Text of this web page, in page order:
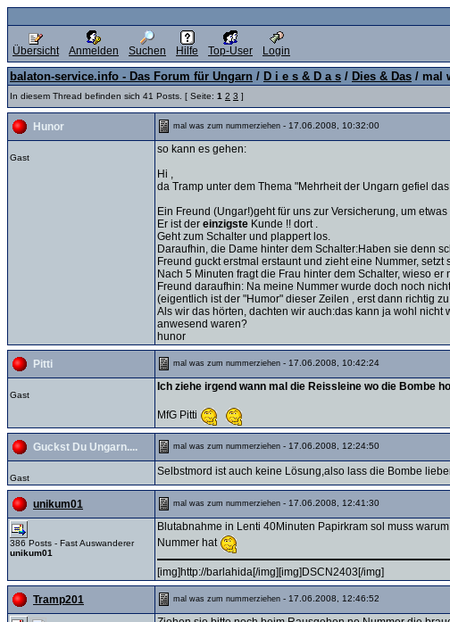
Übersicht Anmelden Suchen Hilfe Top-User Login
balaton-service.info - Das Forum für Ungarn / D i e s & D a s / Dies & Das / mal
In diesem Thread befinden sich 41 Posts. [ Seite: 1 2 3 ]
Hunor mal was zum nummerziehen - 17.06.2008, 10:32:00
Gast
so kann es gehen:
Hi ,
da Tramp unter dem Thema "Mehrheit der Ungarn gefiel
Ein Freund (Ungar!)geht für uns zur Versicherung, um
Er ist der einzigste Kunde !! dort .
Geht zum Schalter und plappert los.
Daraufhin, die Dame hinter dem Schalter:Haben sie denn
Freund guckt erstmal erstaunt und zieht eine Nummer,
Nach 5 Minuten fragt die Frau hinter dem Schalter, wieso
Freund daraufhin: Na meine Nummer wurde doch noch
(eigentlich ist der "Humor" dieser Zeilen , erst dann richtig
Als wir das hörten, dachten wir auch:das kann ja wohl
anwesend waren?
hunor
Pitti mal was zum nummerziehen - 17.06.2008, 10:42:24
Gast
Ich ziehe irgend wann mal die Reissleine wo die Bombe
MfG Pitti
Guckst Du Ungarn.... mal was zum nummerziehen - 17.06.2008, 12:24:50
Gast
Selbstmord ist auch keine Lösung,also lass die Bombe
unikum01 mal was zum nummerziehen - 17.06.2008, 12:41:30
386 Posts - Fast Auswanderer
unikum01
Blutabnahme in Lenti 40Minuten Papirkram sol muss
Nummer hat
[img]http://barlahida[/img][img]DSCN2403[/img]
Tramp201 mal was zum nummerziehen - 17.06.2008, 12:46:52